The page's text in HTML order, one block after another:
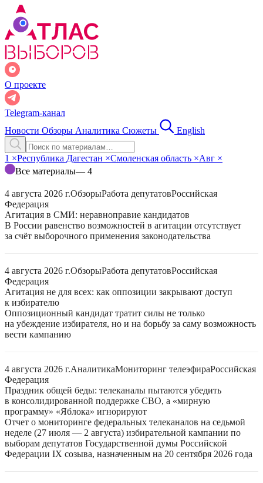
О проекте
Telegram-канал
Новости Обзоры Аналитика Сюжеты English
1 ×Республика Дагестан ×Смоленская область ×Авг ×
Все материалы— 4
4 августа 2026 г.ОбзорыРабота депутатовРоссийская
Федерация
Агитация в СМИ: неравноправие кандидатов
В России равенство возможностей в агитации отсутствует
за счёт выборочного применения законодательства
4 августа 2026 г.ОбзорыРабота депутатовРоссийская
Федерация
Агитация не для всех: как оппозиции закрывают доступ
к избирателю
Оппозиционный кандидат тратит силы не только
на убеждение избирателя, но и на борьбу за саму возможность
вести кампанию
4 августа 2026 г.АналитикаМониторинг телеэфираРоссийская
Федерация
Праздник общей беды: телеканалы пытаются убедить
в консолидированной поддержке СВО, а «мирную
программу» «Яблока» игнорируют
Отчет о мониторинге федеральных телеканалов на седьмой
неделе (27 июля — 2 августа) избирательной кампании по
выборам депутатов Государственной думы Российской
Федерации IX созыва, назначенным на 20 сентября 2026 года